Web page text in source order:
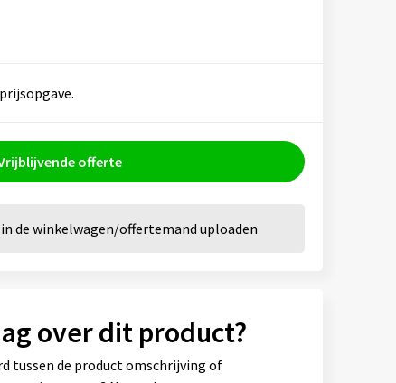
offerte
de winkelwagen/offertemand uploaden
over dit product?
tussen de product omschrijving of